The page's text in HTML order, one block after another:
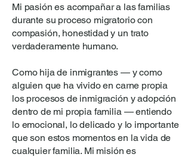
Mi pasión es acompañar a las familias
durante su proceso migratorio con
compasión, honestidad y un trato
verdaderamente humano.
Como hija de inmigrantes — y como
alguien que ha vivido en carne propia
los procesos de inmigración y adopción
dentro de mi propia familia — entiendo
lo emocional, lo delicado y lo importante
que son estos momentos en la vida de
cualquier familia. Mi misión es